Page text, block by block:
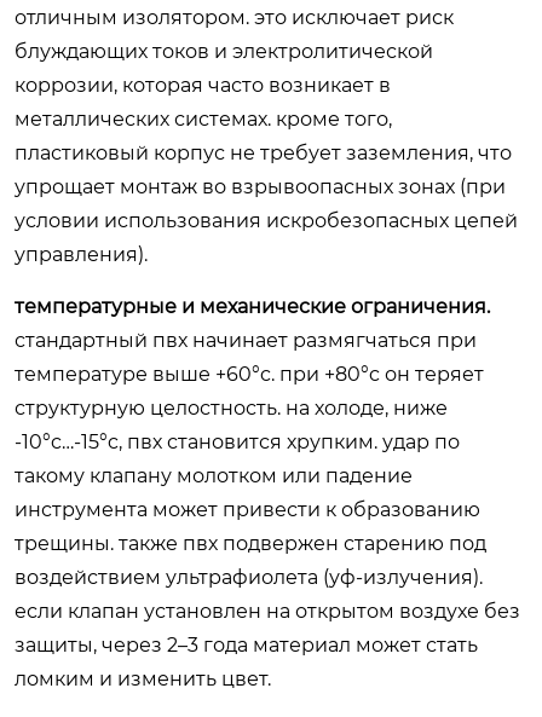
отличным изолятором. это исключает риск
блуждающих токов и электролитической
коррозии, которая часто возникает в
металлических системах. кроме того,
пластиковый корпус не требует заземления, что
упрощает монтаж во взрывоопасных зонах (при
условии использования искробезопасных цепей
управления).
температурные и механические ограничения.
стандартный пвх начинает размягчаться при
температуре выше +60°c. при +80°c он теряет
структурную целостность. на холоде, ниже
-10°c…-15°c, пвх становится хрупким. удар по
такому клапану молотком или падение
инструмента может привести к образованию
трещины. также пвх подвержен старению под
воздействием ультрафиолета (уф-излучения).
если клапан установлен на открытом воздухе без
защиты, через 2–3 года материал может стать
ломким и изменить цвет.